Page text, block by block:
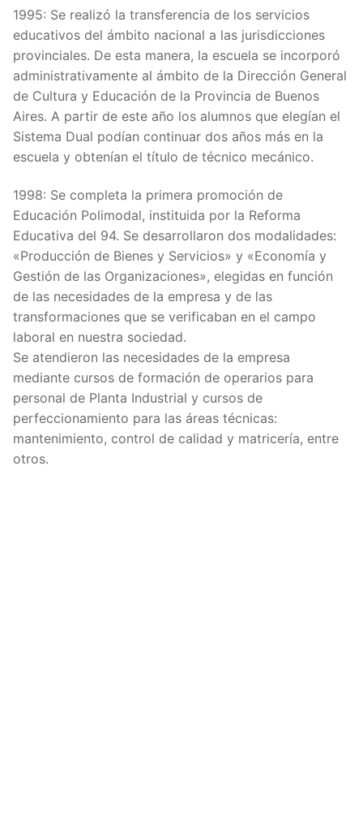
1995: Se realizó la transferencia de los servicios
educativos del ámbito nacional a las jurisdicciones
provinciales. De esta manera, la escuela se incorporó
administrativamente al ámbito de la Dirección General
de Cultura y Educación de la Provincia de Buenos
Aires. A partir de este año los alumnos que elegían el
Sistema Dual podían continuar dos años más en la
escuela y obtenían el título de técnico mecánico.
1998: Se completa la primera promoción de
Educación Polimodal, instituida por la Reforma
Educativa del 94. Se desarrollaron dos modalidades:
«Producción de Bienes y Servicios» y «Economía y
Gestión de las Organizaciones», elegidas en función
de las necesidades de la empresa y de las
transformaciones que se verificaban en el campo
laboral en nuestra sociedad.
Se atendieron las necesidades de la empresa
mediante cursos de formación de operarios para
personal de Planta Industrial y cursos de
perfeccionamiento para las áreas técnicas:
mantenimiento, control de calidad y matricería, entre
otros.